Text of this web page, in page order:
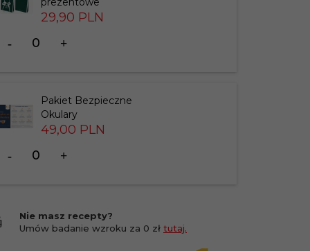
29,90 PLN
dla
Pakiet Bezpieczne
Okulary
49,00 PLN
dla
Nie masz recepty?
Umów badanie wzroku za 0 zł tutaj.